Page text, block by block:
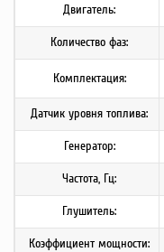
Двигатель:
Количество фаз:
Комплектация:
Датчик уровня топлива:
Генератор:
Частота, Гц:
Глушитель:
Коэффициент мощности: